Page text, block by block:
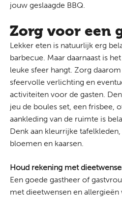
jouw geslaagde BBQ.
Zorg voor een
Lekker eten is natuurlijk erg
barbecue. Maar daarnaast is
leuke sfeer hangt. Zorg
sfeervolle verlichting en
activiteiten voor de gasten.
jeu de boules set, een frisbee,
aankleding van de ruimte is
Denk aan kleurrijke
bloemen en kaarsen.
Houd rekening met
Een goede gastheer of
met dieetwensen en allergieën